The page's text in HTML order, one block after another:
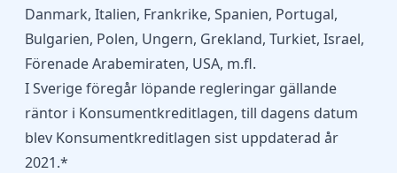
Danmark, Italien, Frankrike, Spanien, Portugal,
Bulgarien, Polen, Ungern, Grekland, Turkiet, Israel,
Förenade Arabemiraten, USA, m.fl.
I Sverige föregår löpande regleringar gällande
räntor i Konsumentkreditlagen, till dagens datum
blev Konsumentkreditlagen sist uppdaterad år
2021.*